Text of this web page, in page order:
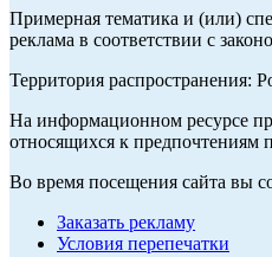
Примерная тематика и (или)
реклама в соответствии с
Территория распространения:
На информационном ресурсе
относящихся к предпочтениям
Во время посещения сайта вы
Заказать рекламу
Условия перепечатки